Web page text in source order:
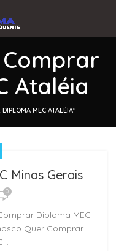
Comprar
Ataléia
MEC ATALÉIA"
Minas Gerais
0
Diploma MEC
Quer Comprar